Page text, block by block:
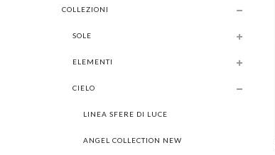
COLLEZIONI
SOLE
ELEMENTI
CIELO
LINEA SFERE DI LUCE
ANGEL COLLECTION NEW